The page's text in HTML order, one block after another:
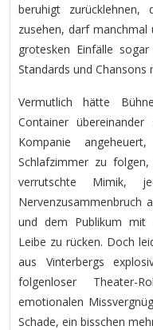
beruhigt zurücklehnen,
zusehen, darf manchmal
grotesken Einfälle
Standards und Chansons
Vermutlich hätte
Container
Kompanie
Schlafzimmer zu
verrutschte Mimik,
Nervenzusammenbruch
und dem Publikum mit
Leibe zu rücken. Doch
aus Vinterbergs
folgenloser Theater-
emotionalen
Schade, ein bisschen